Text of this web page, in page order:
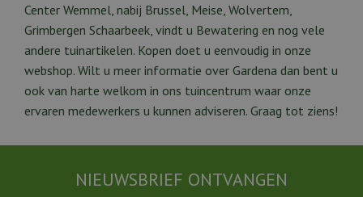
Center Wemmel, nabij Brussel, Meise, Wolvertem,
Grimbergen Schaarbeek, vindt u Bewatering en nog vele
andere tuinartikelen. Kopen doet u eenvoudig in onze
webshop. Wilt u meer informatie over Gardena dan bent u
ook van harte welkom in ons tuincentrum waar onze
ervaren medewerkers u kunnen adviseren. Graag tot ziens!
NIEUWSBRIEF ONTVANGEN